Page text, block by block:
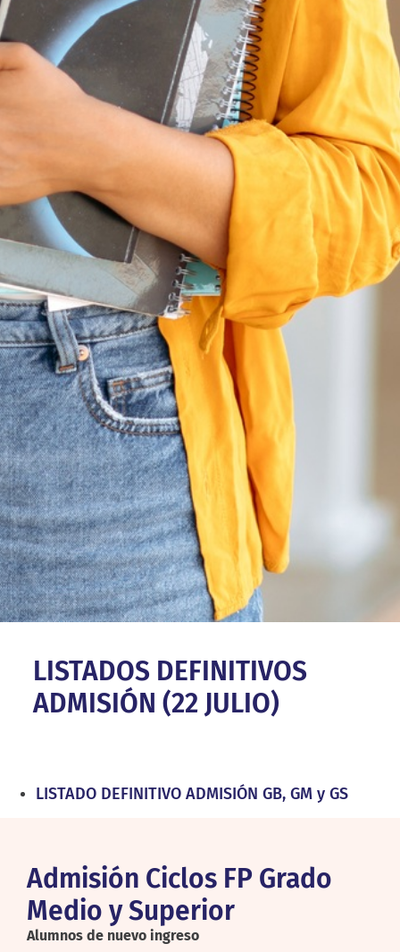
LISTADOS DEFINITIVOS
ADMISIÓN (22 JULIO)
LISTADO DEFINITIVO ADMISIÓN GB, GM y GS
Admisión Ciclos FP Grado
Medio y Superior
Alumnos de nuevo ingreso